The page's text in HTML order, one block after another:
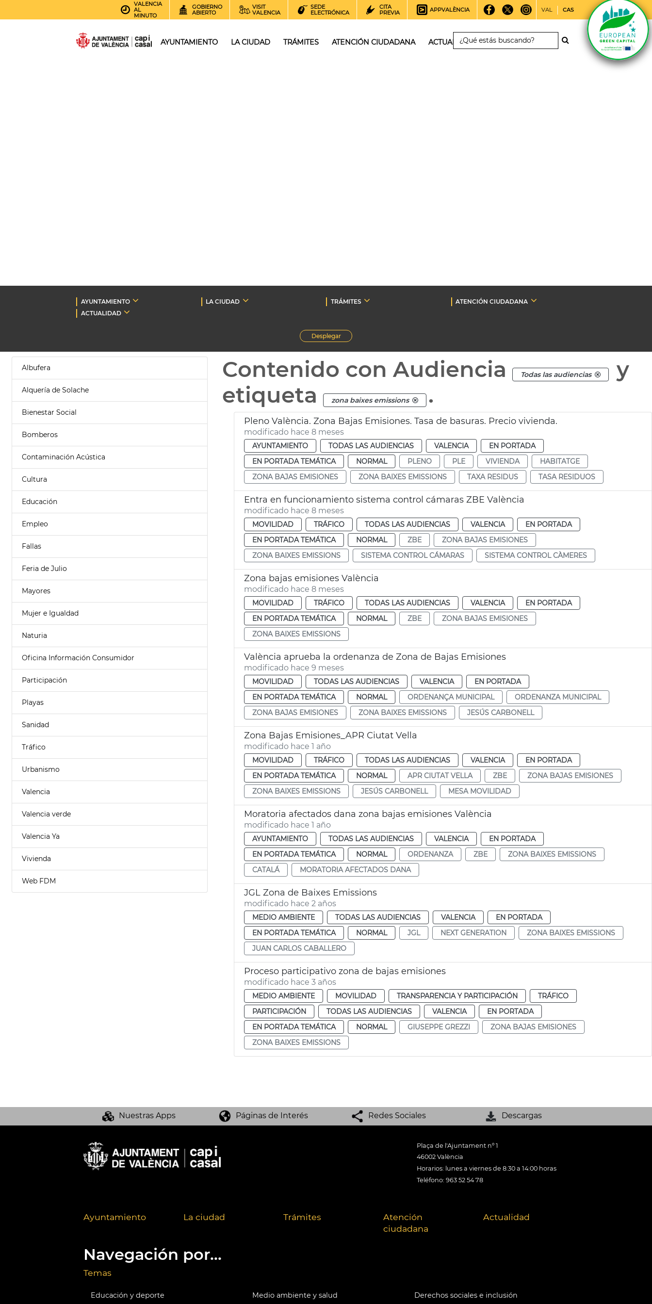
VALENCIA
AL
MINUTO
GOBIERNO
ABIERTO
VISIT
VALENCIA
SEDE
ELECTRÓNICA
CITA
PREVIA
APPVALÈNCIA VAL CAS
AYUNTAMIENTO LA CIUDAD TRÁMITES ATENCIÓN CIUDADANA ACTUALIDAD
AYUNTAMIENTO LA CIUDAD TRÁMITES
ATENCIÓN CIUDADANA
ACTUALIDAD
Desplegar
Albufera
Alquería de Solache
Bienestar Social
Bomberos
Contaminación Acústica
Cultura
Educación
Empleo
Fallas
Feria de Julio
Mayores
Mujer e Igualdad
Naturia
Oficina Información Consumidor
Participación
Playas
Sanidad
Tráfico
Urbanismo
Valencia
Valencia verde
Valencia Ya
Vivienda
Web FDM
Contenido con Audiencia Todas las audiencias
y
etiqueta
zona baixes emissions .
Pleno València. Zona Bajas Emisiones. Tasa de basuras. Precio vivienda.
modificado hace 8 meses
AYUNTAMIENTO TODAS LAS AUDIENCIAS VALENCIA
EN PORTADA
EN PORTADA TEMÁTICA
NORMAL PLENO PLE VIVIENDA
HABITATGE
ZONA BAJAS EMISIONES
ZONA BAIXES EMISSIONS TAXA RESIDUS TASA RESIDUOS
Entra en funcionamiento sistema control cámaras ZBE València
modificado hace 8 meses
MOVILIDAD TRÁFICO TODAS LAS AUDIENCIAS VALENCIA
EN PORTADA
EN PORTADA TEMÁTICA
NORMAL ZBE
ZONA BAJAS EMISIONES
ZONA BAIXES EMISSIONS
SISTEMA CONTROL CÁMARAS SISTEMA CONTROL CÀMERES
Zona bajas emisiones València
modificado hace 8 meses
MOVILIDAD TRÁFICO TODAS LAS AUDIENCIAS VALENCIA
EN PORTADA
EN PORTADA TEMÁTICA
NORMAL ZBE
ZONA BAJAS EMISIONES
ZONA BAIXES EMISSIONS
València aprueba la ordenanza de Zona de Bajas Emisiones
modificado hace 9 meses
MOVILIDAD TODAS LAS AUDIENCIAS VALENCIA
EN PORTADA
EN PORTADA TEMÁTICA
NORMAL ORDENANÇA MUNICIPAL
ORDENANZA MUNICIPAL
ZONA BAJAS EMISIONES
ZONA BAIXES EMISSIONS JESÚS CARBONELL
Zona Bajas Emisiones_APR Ciutat Vella
modificado hace 1 año
MOVILIDAD TRÁFICO TODAS LAS AUDIENCIAS VALENCIA
EN PORTADA
EN PORTADA TEMÁTICA
NORMAL APR CIUTAT VELLA ZBE
ZONA BAJAS EMISIONES
ZONA BAIXES EMISSIONS
JESÚS CARBONELL MESA MOVILIDAD
Moratoria afectados dana zona bajas emisiones València
modificado hace 1 año
AYUNTAMIENTO TODAS LAS AUDIENCIAS VALENCIA
EN PORTADA
EN PORTADA TEMÁTICA
NORMAL ORDENANZA ZBE
ZONA BAIXES EMISSIONS
CATALÁ
MORATORIA AFECTADOS DANA
JGL Zona de Baixes Emissions
modificado hace 2 años
MEDIO AMBIENTE TODAS LAS AUDIENCIAS VALENCIA
EN PORTADA
EN PORTADA TEMÁTICA
NORMAL JGL NEXT GENERATION
ZONA BAIXES EMISSIONS
JUAN CARLOS CABALLERO
Proceso participativo zona de bajas emisiones
modificado hace 3 años
MEDIO AMBIENTE MOVILIDAD TRANSPARENCIA Y PARTICIPACIÓN
TRÁFICO
PARTICIPACIÓN
TODAS LAS AUDIENCIAS VALENCIA
EN PORTADA
EN PORTADA TEMÁTICA
NORMAL GIUSEPPE GREZZI
ZONA BAJAS EMISIONES
ZONA BAIXES EMISSIONS
Nuestras Apps Páginas de Interés Redes Sociales Descargas
Plaça de l'Ajuntament nº 1
46002 València
Horarios: lunes a viernes de 8:30 a 14:00 horas
Teléfono: 963 52 54 78
Ayuntamiento La ciudad Trámites
Atención
ciudadana
Actualidad
Navegación por...
Temas
Educación y deporte Medio ambiente y salud Derechos sociales e inclusión